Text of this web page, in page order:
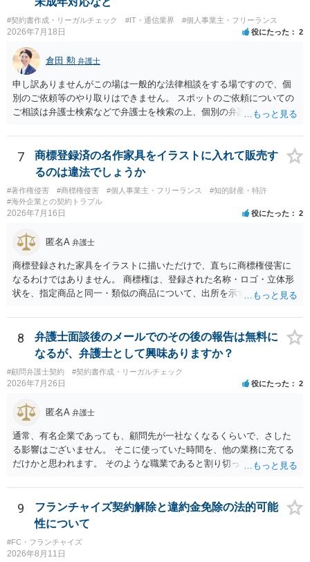
#契約書作成・リーガルチェック #IT・通信業界 #個人事業主・フリーランス
2026年7月18日 役にたった 2
倉田 勲 弁護士
申し訳ありませんがこの場は一般的な法律相談をする場ですので、個
別のご依頼等のやり取りはできません。 スポットのご依頼についての
ご相談は弁護士検索などで弁護士を検索の上、個別の弁護士にご連絡
7
商標登録済の名作家具をイラストに入れて販売す
るのは違法でしょうか
#著作権侵害 #商標権侵害 #個人事業主・フリーランス
#知的財産・特許
#海外企業との契約トラブル
2026年7月16日 役にたった 2
匿名A 弁護士
商標登録された家具をイラストに描いただけで、直ちに商標権侵害に
なるわけではありません。 商標権は、登録された名称・ロゴ・立体形
状を、指定商品と同一・類似の商品について、出所を示す表示として
て描くにとどまる場合は、通常、商標権侵害にはなりにくいと考えら
れます。 ただし、家具名や特徴的な形状を商品名・広告に大きく表示
し、公式商品やライセンス商品と誤認させる販売方法であれば、商標
権や不正競争防止法上の問題が生じ得ます。家具のデザインに著作権
が認められる場合は、著作権も別途問題となります。 無料のSNS投稿
やプレゼントでも、著作権侵害は成立し得ます。商標権については、
有料か無料かよりも、商標として使用しているかが重要です。 また、
日本の商標権は原則として日本国内にのみ効力を持ちます。外国で販
売する場合は、販売国の商標・意匠等を確認する必要があります。 他
の作家の例は、許諾を得ている、権利が消滅している、侵害に当たら
ない、又は単に権利行使されていないなど、様々な可能性がありま
す。他人が販売していることだけでは、適法とは判断できません。
8
弁護士面談後のメールでのその後の報告は無料に
なるが、弁護士として興味ありますか？
#顧問弁護士契約 #契約書作成・リーガルチェック
2026年7月26日 役にたった 2
匿名A 弁護士
通常、有名企業であっても、顧問先が一社なくなるくらいで、さした
る影響はございません。 そこに使っていた時間を、他の業務に充てる
だけかと思われます。 そのような職業であると割り切ってご相談され
相談者様のご意見が反映されることを、お祈りしております。
9
フランチャイズ契約解除と違約金免除の法的可能
性について
#FC・フランチャイズ
2026年8月11日